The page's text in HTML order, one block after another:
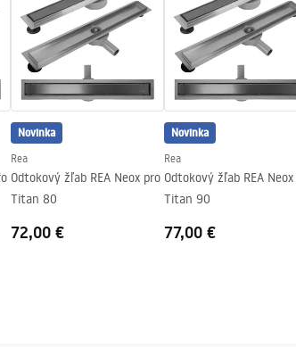
24
Novinka
Rea
Odtokový žľab REA Neox pro
Titan 80
72,00 €
Novinka
Rea
Odtokový žľab REA
Titan 90
77,00 €